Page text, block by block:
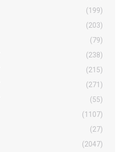
(199)
(203)
(79)
(238)
(215)
(271)
(55)
(1107)
(27)
(2047)